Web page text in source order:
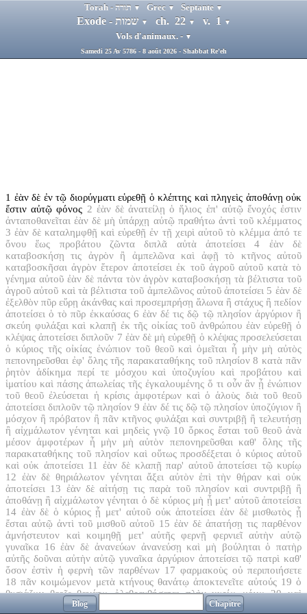
▼ Grec ▼ Septante ▼
Exode - שמות ▼ ch. 22 ▼ v. 1 ▼
Vols d'animaux. - ▼
Samedi 25 Av 5786 - 8 août 2026 - Shabbat Re'eh
1 ἐὰν δὲ ἐν τῷ διορύγματι εὑρεθῇ ὁ κλέπτης καὶ πληγεὶς ἀποθάνῃ οὐκ
ἔστιν αὐτῷ φόνος 2 ἐὰν δὲ ἀνατείλῃ ὁ ἥλιος ἐπ' αὐτῷ ἔνοχός ἐστιν
ἀνταποθανεῖται ἐὰν δὲ μὴ ὑπάρχῃ αὐτῷ πραθήτω ἀντὶ τοῦ κλέμματος
3 ἐὰν δὲ καταλημφθῇ καὶ εὑρεθῇ ἐν τῇ χειρὶ αὐτοῦ τὸ κλέμμα ἀπό τε
ὄνου ἕως προβάτου ζῶντα διπλᾶ αὐτὰ ἀποτείσει
4
ἐὰν δὲ
καταβοσκήσῃ τις ἀγρὸν ἢ ἀμπελῶνα καὶ ἀφῇ τὸ κτῆνος αὐτοῦ
καταβοσκῆσαι ἀγρὸν ἕτερον ἀποτείσει ἐκ τοῦ ἀγροῦ αὐτοῦ κατὰ τὸ
γένημα αὐτοῦ ἐὰν δὲ πάντα τὸν ἀγρὸν καταβοσκήσῃ τὰ βέλτιστα τοῦ
ἀγροῦ αὐτοῦ καὶ τὰ βέλτιστα τοῦ ἀμπελῶνος αὐτοῦ ἀποτείσει 5 ἐὰν δὲ
ἐξελθὸν πῦρ εὕρῃ ἀκάνθας καὶ προσεμπρήσῃ ἅλωνα ἢ στάχυς ἢ πεδίον
ἀποτείσει ὁ τὸ πῦρ ἐκκαύσας 6 ἐὰν δέ τις δῷ τῷ πλησίον ἀργύριον ἢ
σκεύη φυλάξαι καὶ κλαπῇ ἐκ τῆς οἰκίας τοῦ ἀνθρώπου ἐὰν εὑρεθῇ ὁ
κλέψας ἀποτείσει διπλοῦν 7 ἐὰν δὲ μὴ εὑρεθῇ ὁ κλέψας προσελεύσεται
ὁ κύριος τῆς οἰκίας ἐνώπιον τοῦ θεοῦ καὶ ὀμεῖται ἦ μὴν μὴ αὐτὸς
πεπονηρεῦσθαι ἐφ' ὅλης τῆς παρακαταθήκης τοῦ πλησίον 8 κατὰ πᾶν
ῥητὸν ἀδίκημα περί τε μόσχου καὶ ὑποζυγίου καὶ προβάτου καὶ
ἱματίου καὶ πάσης ἀπωλείας τῆς ἐγκαλουμένης ὅ τι οὖν ἂν ᾖ ἐνώπιον
τοῦ θεοῦ ἐλεύσεται ἡ κρίσις ἀμφοτέρων καὶ ὁ ἁλοὺς διὰ τοῦ θεοῦ
ἀποτείσει διπλοῦν τῷ πλησίον 9 ἐὰν δέ τις δῷ τῷ πλησίον ὑποζύγιον ἢ
μόσχον ἢ πρόβατον ἢ πᾶν κτῆνος φυλάξαι καὶ συντριβῇ ἢ τελευτήσῃ
ἢ αἰχμάλωτον γένηται καὶ μηδεὶς γνῷ 10 ὅρκος ἔσται τοῦ θεοῦ ἀνὰ
μέσον ἀμφοτέρων ἦ μὴν μὴ αὐτὸν πεπονηρεῦσθαι καθ' ὅλης τῆς
παρακαταθήκης τοῦ πλησίον καὶ οὕτως προσδέξεται ὁ κύριος αὐτοῦ
καὶ οὐκ ἀποτείσει 11
ἐὰν δὲ κλαπῇ παρ' αὐτοῦ ἀποτείσει τῷ κυρίῳ
12 ἐὰν δὲ θηριάλωτον γένηται ἄξει αὐτὸν ἐπὶ τὴν θήραν καὶ οὐκ
ἀποτείσει 13 ἐὰν δὲ αἰτήσῃ τις παρὰ τοῦ πλησίον καὶ συντριβῇ ἢ
ἀποθάνῃ ἢ αἰχμάλωτον γένηται ὁ δὲ κύριος μὴ ᾖ μετ' αὐτοῦ ἀποτείσει
14 ἐὰν δὲ ὁ κύριος ᾖ μετ' αὐτοῦ οὐκ ἀποτείσει ἐὰν δὲ μισθωτὸς ᾖ
ἔσται αὐτῷ ἀντὶ τοῦ μισθοῦ αὐτοῦ 15 ἐὰν δὲ ἀπατήσῃ τις παρθένον
ἀμνήστευτον καὶ κοιμηθῇ μετ' αὐτῆς φερνῇ φερνιεῖ αὐτὴν αὐτῷ
γυναῖκα 16 ἐὰν δὲ ἀνανεύων ἀνανεύσῃ καὶ μὴ βούληται ὁ πατὴρ
αὐτῆς δοῦναι αὐτὴν αὐτῷ γυναῖκα ἀργύριον ἀποτείσει τῷ πατρὶ καθ'
ὅσον ἐστὶν ἡ φερνὴ τῶν παρθένων 17 φαρμακοὺς οὐ περιποιήσετε
18 πᾶν κοιμώμενον μετὰ κτήνους θανάτῳ ἀποκτενεῖτε αὐτούς 19 ὁ
θυσιάζων θεοῖς θανάτῳ ὀλεθρευθήσεται πλὴν κυρίῳ μόνῳ 20 καὶ
προσήλυτον οὐ κακώσετε οὐδὲ μὴ θλίψητε αὐτόν ἦτε γὰρ προσήλυτοι
Blog Chapitre